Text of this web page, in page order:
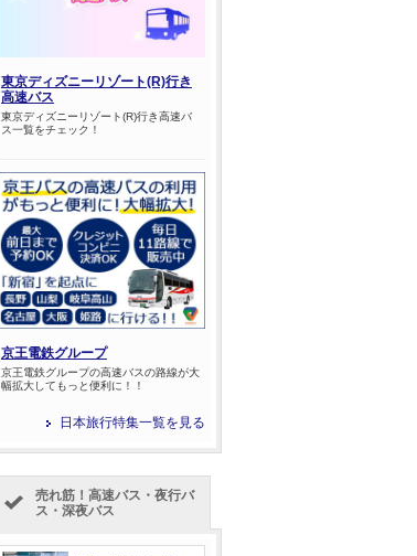
東京ディズニーリゾート(R)行き
高速バス
東京ディズニーリゾート(R)行き高速バ
ス一覧をチェック！
京王電鉄グループ
京王電鉄グループの高速バスの路線が大
幅拡大してもっと便利に！！
日本旅行特集一覧を見る
売れ筋！高速バス・夜行バ
ス・深夜バス